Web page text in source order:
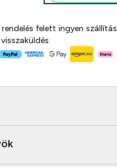
felett ingyen szállítás